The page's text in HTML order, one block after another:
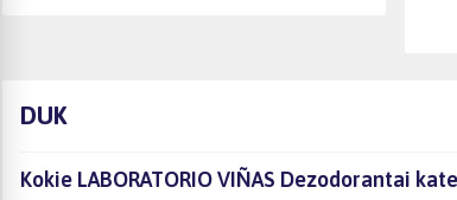
DUK
Kokie LABORATORIO VIÑAS Dezodorantai